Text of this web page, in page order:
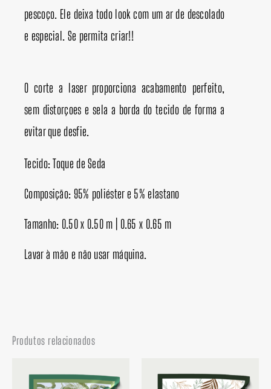
pescoço. Ele deixa todo look com um ar de descolado
e especial. Se permita criar!!
O corte a laser proporciona acabamento perfeito,
sem distorçoes e sela a borda do tecido de forma a
evitar que desfie.
Tecido: Toque de Seda
Composição: 95% poliéster e 5% elastano
Tamanho: 0.50 x 0.50 m | 0.65 x 0.65 m
Lavar à mão e não usar máquina.
Produtos relacionados
de
de